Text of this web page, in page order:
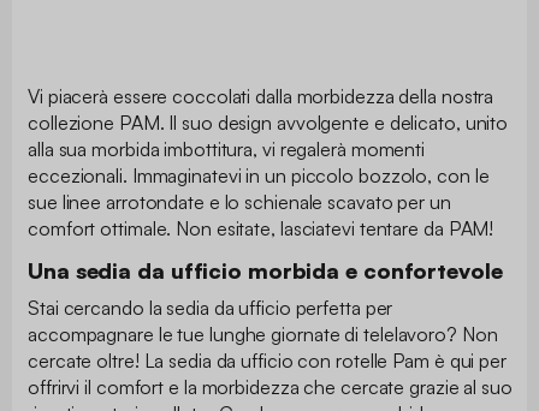
Vi piacerà essere coccolati dalla morbidezza della nostra
collezione PAM. Il suo design avvolgente e delicato, unito
alla sua morbida imbottitura, vi regalerà momenti
eccezionali. Immaginatevi in un piccolo bozzolo, con le
sue linee arrotondate e lo schienale scavato per un
comfort ottimale. Non esitate, lasciatevi tentare da PAM!
Una sedia da ufficio morbida e confortevole
Stai cercando la sedia da ufficio perfetta per
accompagnare le tue lunghe giornate di telelavoro? Non
cercate oltre! La sedia da ufficio con rotelle Pam è qui per
offrirvi il comfort e la morbidezza che cercate grazie al suo